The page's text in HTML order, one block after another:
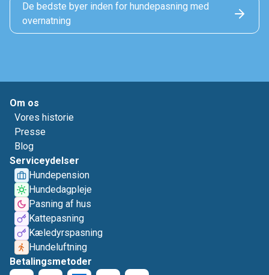
De bedste byer inden for hundepasning med
overnatning
Om os
Vores historie
Presse
Blog
Serviceydelser
Hundepension
Hundedagpleje
Pasning af hus
Kattepasning
Kæledyrspasning
Hundeluftning
Betalingsmetoder